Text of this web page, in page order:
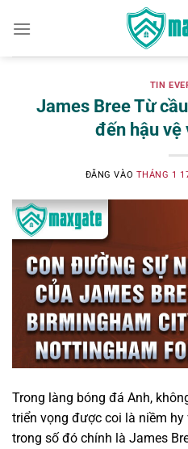
qua
TIN
James Bree Từ
đến hậu vệ
ĐĂNG VÀO THÁNG 1
Trong làng bóng đá Anh,
triển vọng được coi là niềm
trong số đó chính là James